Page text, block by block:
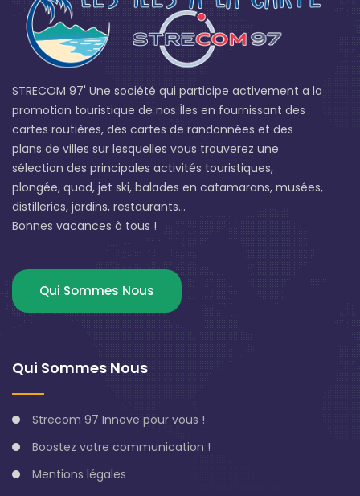
STRECOM 97' Une société qui participe activement a la
promotion touristique de nos Îles en fournissant des
cartes routières, des cartes de randonnées et des
plans de villes sur lesquelles vous trouverez une
sélection des principales activités touristiques,
plongée, quad, jet ski, balades en catamarans, musées,
distilleries, jardins, restaurants...
Bonnes vacances à tous !
Qui Sommes Nous
Qui Sommes Nous
Strecom 97 Innove pour vous !
Boostez votre communication !
Mentions légales